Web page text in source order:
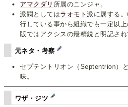
アマクダリ 所属のニンジャ。
派閥としてはラオモト派に属する
行している事から組織でも一定以
版ではアクシスの最精鋭と明記され
元ネタ・考察
セプテントリオン（Septentrion）
味。
ワザ・ジツ